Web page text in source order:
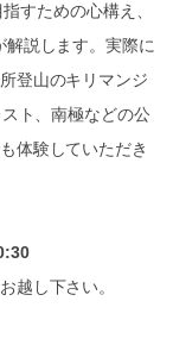
すための心構え、
解説します。実際に
登山のキリマンジ
ト、南極などの公
体験していただき
し下さい。